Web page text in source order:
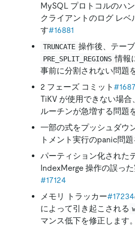
MySQL プロトコルのハ
クライアントのログ レベ
す#16881
TRUNCATE 操作後、テー
PRE_SPLIT_REGIONS 情報
事前に分割されない問題
2 フェーズ コミット
TiKV が使用できない場
ルーチンが急増する問題
一部の式をプッシュダウ
トメント実行のpanic問
パーティション化された
IndexMerge 操作の誤っ
#17124
メモリ トラッカー#17234
によって引き起こされる
マンス低下を修正します。